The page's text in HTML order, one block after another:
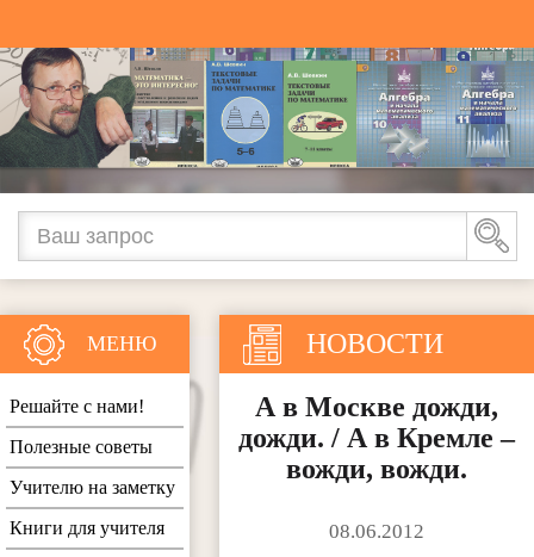
НОВОСТИ
А в Москве дожди,
дожди. / А в Кремле –
вожди, вожди.
08.06.2012
МЕНЮ
Решайте с нами!
Полезные советы
Учителю на заметку
Книги для учителя